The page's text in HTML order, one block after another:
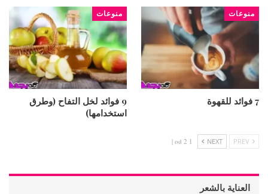
منوعات
7 فوائد للقهوة
منوعات
9 فوائد لخل التفاح (وطرق
استخدامها)
NEXT
1 od 2 |
العناية بالشعر